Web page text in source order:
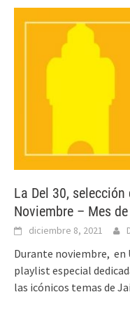
La Del 30,
Noviembre – Mes
diciembre 8, 2021
Durante noviembre, en
playlist especial
las icónicos temas de